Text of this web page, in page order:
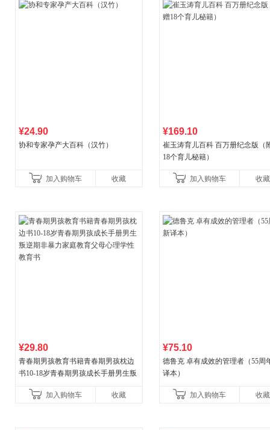
¥24.90
协和专家孕产大百科（汉竹）
加入购物车 收藏
¥169.10
崔玉涛育儿百科 百万册纪念版（
18个育儿秘籍）
加入购物车 收藏
¥29.80
青春期男孩教育书籍青春期男孩枕边
书10-18岁青春期男孩成长手册男生叛
育书
加入购物车 收藏
¥75.10
德鲁克 卓有成效的管理者（55周
译本）
加入购物车 收藏